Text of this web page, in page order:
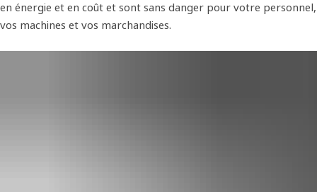
en énergie et en coût et sont sans danger pour votre personnel,
vos machines et vos marchandises.